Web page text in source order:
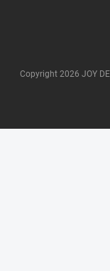
Copyright 2026 JOY